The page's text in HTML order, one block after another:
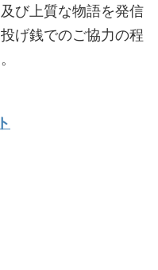
び上質な物語を発信
げ銭でのご協力の程